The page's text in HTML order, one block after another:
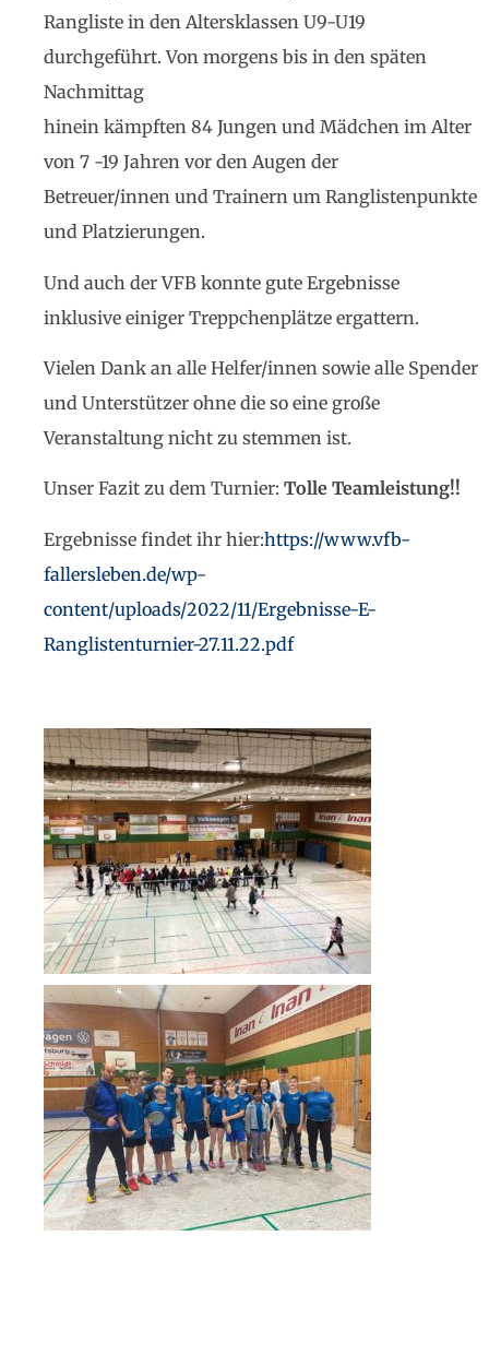
Rangliste in den Altersklassen U9-U19
durchgeführt. Von morgens bis in den späten
Nachmittag
hinein kämpften 84 Jungen und Mädchen im Alter
von 7 -19 Jahren vor den Augen der
Betreuer/innen und Trainern um Ranglistenpunkte
und Platzierungen.
Und auch der VFB konnte gute Ergebnisse
inklusive einiger Treppchenplätze ergattern.
Vielen Dank an alle Helfer/innen sowie alle Spender
und Unterstützer ohne die so eine große
Veranstaltung nicht zu stemmen ist.
Unser Fazit zu dem Turnier: Tolle Teamleistung!!
Ergebnisse findet ihr hier:https://www.vfb-
fallersleben.de/wp-
content/uploads/2022/11/Ergebnisse-E-
Ranglistenturnier-27.11.22.pdf